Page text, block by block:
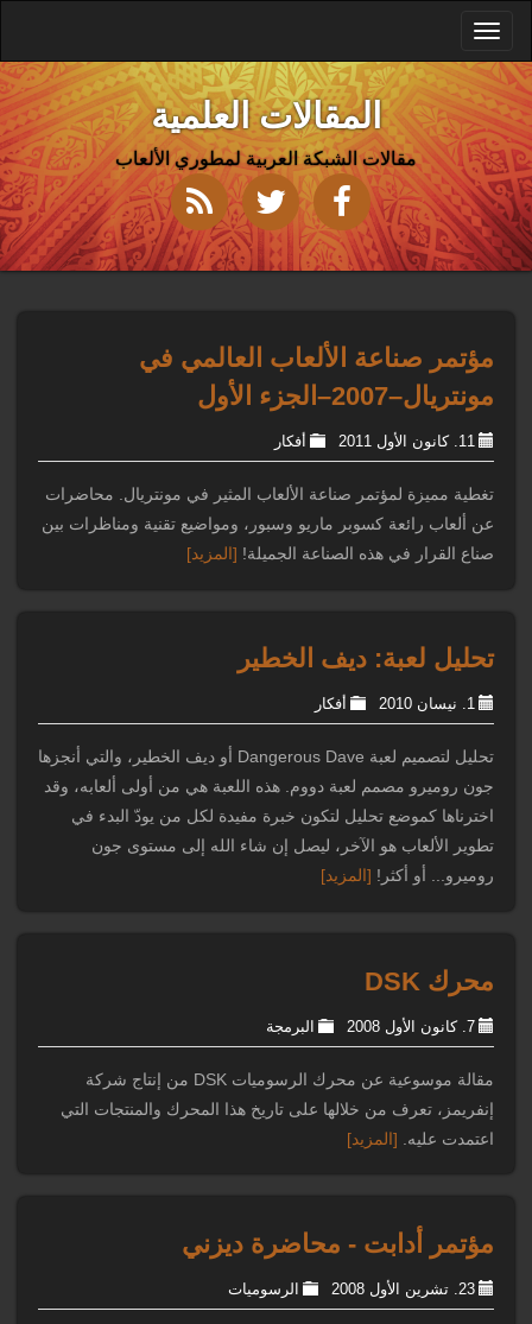
Toggle
navigation
المقالات العلمية
مقالات الشبكة العربية لمطوري الألعاب
مؤتمر صناعة الألعاب العالمي في
مونتريال–2007–الجزء الأول
11. كانون الأول 2011 أفكار
تغطية مميزة لمؤتمر صناعة الألعاب المثير في مونتريال. محاضرات
عن ألعاب رائعة كسوبر ماريو وسبور، ومواضيع تقنية ومناظرات بين
صناع القرار في هذه الصناعة الجميلة! [المزيد]
تحليل لعبة: ديف الخطير
1. نيسان 2010 أفكار
تحليل لتصميم لعبة Dangerous Dave أو ديف الخطير، والتي أنجزها
جون روميرو مصمم لعبة دووم. هذه اللعبة هي من أولى ألعابه، وقد
اخترناها كموضع تحليل لتكون خبرة مفيدة لكل من يودّ البدء في
تطوير الألعاب هو الآخر، ليصل إن شاء الله إلى مستوى جون
روميرو... أو أكثر! [المزيد]
محرك DSK
7. كانون الأول 2008 البرمجة
مقالة موسوعية عن محرك الرسوميات DSK من إنتاج شركة
إنفريمز، تعرف من خلالها على تاريخ هذا المحرك والمنتجات التي
اعتمدت عليه. [المزيد]
مؤتمر أدابت - محاضرة ديزني
23. تشرين الأول 2008 الرسوميات